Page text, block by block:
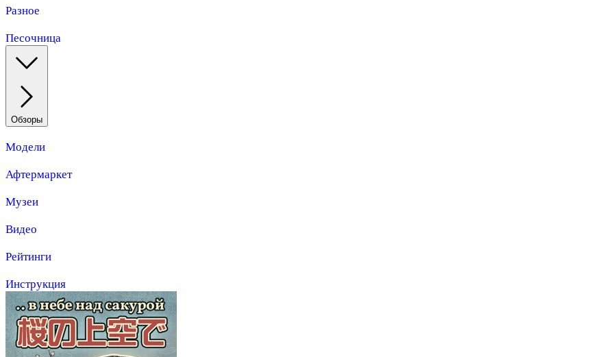
Разное
Песочница
Обзоры
Модели
Афтермаркет
Музеи
Видео
Рейтинги
Инструкция